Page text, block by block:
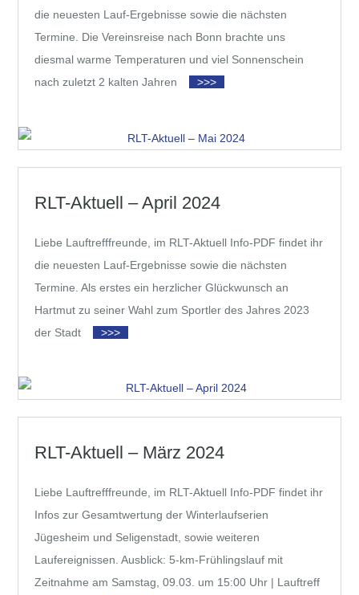
die neuesten Lauf-Ergebnisse sowie die nächsten
Termine. Die Vereinsreise nach Bonn brachte uns
diesmal warme Temperaturen und viel Sonnenschein
nach zuletzt 2 kalten Jahren
>>>
RLT-Aktuell – April 2024
Liebe Lauftrefffreunde, im RLT-Aktuell Info-PDF findet ihr
die neuesten Lauf-Ergebnisse sowie die nächsten
Termine. Als erstes ein herzlicher Glückwunsch an
Hartmut zu seiner Wahl zum Sportler des Jahres 2023
der Stadt
>>>
RLT-Aktuell – März 2024
Liebe Lauftrefffreunde, im RLT-Aktuell Info-PDF findet ihr
Infos zur Gesamtwertung der Winterlaufserien
Jügesheim und Seligenstadt, sowie weiteren
Laufereignissen. Ausblick: 5-km-Frühlingslauf mit
Zeitnahme am Samstag, 09.03. um 15:00 Uhr | Lauftreff